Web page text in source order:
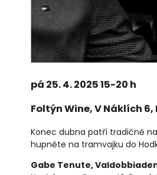
pá 25. 4. 2025 15-20 h
Foltýn Wine, V Náklích 6,
Konec dubna patří tradičně
hupněte na tramvajku do
Gabe Tenute,